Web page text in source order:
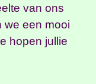
van ons
we een mooi
hopen jullie